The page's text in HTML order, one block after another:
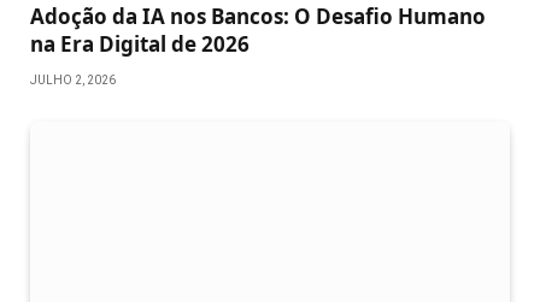
Adoção da IA nos Bancos: O Desafio Humano
na Era Digital de 2026
JULHO 2, 2026